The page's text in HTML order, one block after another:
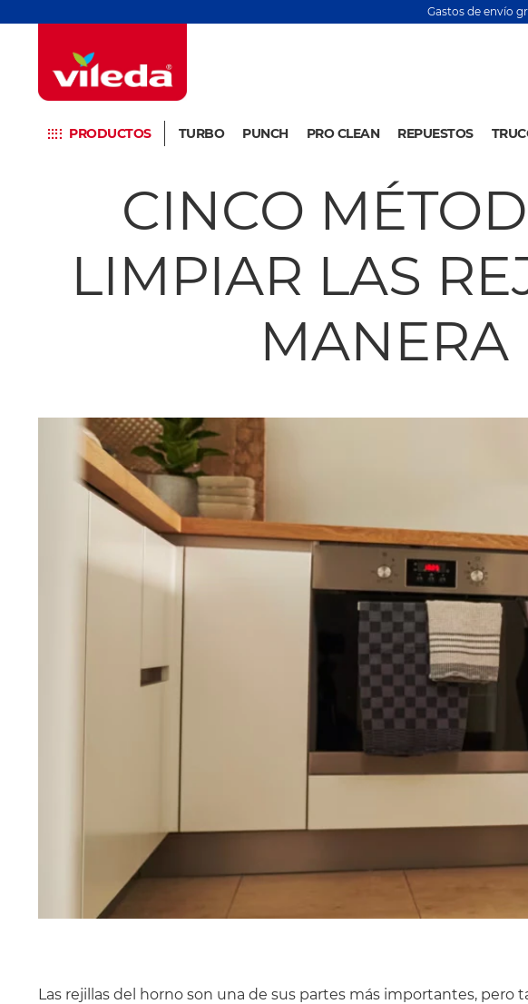
Gastos de envío
PRODUCTOS TURBO PUNCH PRO CLEAN REPUESTOS
CINCO
LIMPIAR LAS
MANERA
Las rejillas del horno son una de sus partes más importantes, pero